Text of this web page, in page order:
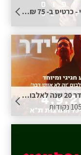
הקאמרי - כרטיס ב- 75 ₪ למגוון הצגות
עברי לידר 20 שנה לאלבום "זה לא אותו הדבר" - 60 ש"ח הנחה בתוספת נקודות